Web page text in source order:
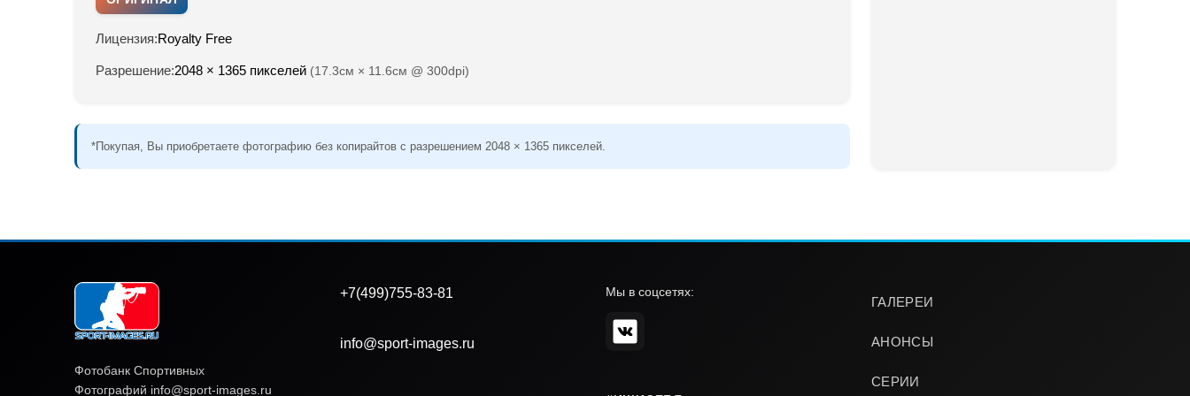
Лицензия:Royalty Free
Разрешение:2048 × 1365 пикселей (17.3см × 11.6см @ 300dpi)
*Покупая, Вы приобретаете фотографию без копирайтов с разрешением 2048 × 1365 пикселей.
Фотобанк Спортивных
Фотографий info@sport-images.ru
ГАЛЕРЕИ
АНОНСЫ
СЕРИИ
+7(499)755-83-81
info@sport-images.ru
Мы в соцсетях: